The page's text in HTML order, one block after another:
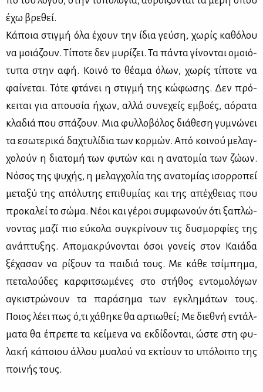
έχω βρε­θεί.
Κά­ποια στιγ­μή όλα έχουν την ίδια γεύ­ση, χω­ρίς κα­θό­λου
να μοιά­ζουν. Τί­πο­τε δεν μυ­ρί­ζει. Τα πά­ντα γί­νο­νται ομοιό­
τυ­πα στην αφή. Κοι­νό το θέ­α­μα όλων, χω­ρίς τί­πο­τε να
φαί­νε­ται. Τό­τε φτά­νει η στιγ­μή της κώ­φω­σης. Δεν πρό­
κει­ται για απου­σία ήχων, αλ­λά συ­νε­χείς εμ­βο­ές, αό­ρα­τα
κλα­διά που σπά­ζουν. Μια φυλ­λο­βό­λος διά­θε­ση γυ­μνώ­νει
τα εσω­τε­ρι­κά δα­χτυ­λί­δια των κορ­μών. Από κοι­νού με­λαγ­
χο­λούν η δια­το­μή των φυ­τών και η ανα­το­μία των ζώ­ων.
Νό­σος της ψυ­χής, η με­λαγ­χο­λία της ανα­το­μί­ας ισορ­ρο­πεί
με­τα­ξύ της από­λυ­της επι­θυ­μί­ας και της απέ­χθειας που
προ­κα­λεί το σώ­μα. Νέ­οι και γέ­ροι συμ­φω­νούν ότι ξα­πλώ­
νο­ντας μα­ζί πιο εύ­κο­λα συ­γκρί­νουν τις δυ­σμορ­φί­ες της
ανά­πτυ­ξης. Απο­μα­κρύ­νο­νται όσοι γο­νείς στον Καιά­δα
ξέ­χα­σαν να ρί­ξουν τα παι­διά τους. Με κά­θε τσί­μπη­μα,
πε­τα­λού­δες καρ­φι­τσω­μέ­νες στο στή­θος εντο­μο­λό­γων
αγκι­στρώ­νουν τα πα­ρά­ση­μα των εγκλη­μά­των τους.
Ποιος λέ­ει πως ό,τι χά­θη­κε θα αρ­τιω­θεί; Με διε­θνή εντάλ­
μα­τα θα έπρε­πε τα κεί­με­να να εκ­δί­δο­νται, ώστε στη φυ­
λα­κή κά­ποιου άλ­λου μυα­λού να εκτί­ουν το υπό­λοι­πο της
ποι­νής τους.